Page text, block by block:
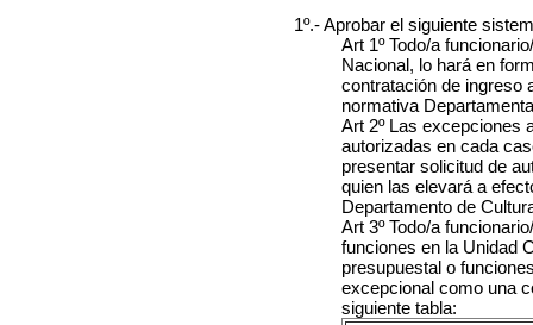
1º.- Aprobar el siguiente
Art 1º Todo/a
Nacional, lo hará en
contratación de ingreso
normativa
Art 2º Las excepciones
autorizadas en cada
presentar solicitud de
quien las elevará a
Departamento de
Art 3º Todo/a
funciones en la Unidad
presupuestal o
excepcional como una
siguiente tabla: